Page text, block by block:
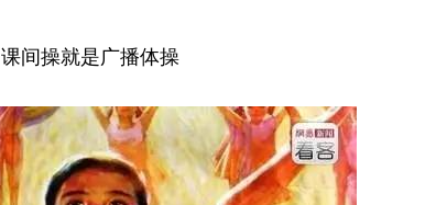
课间操就是广播体操